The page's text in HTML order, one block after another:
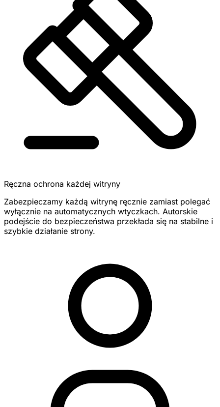
Ręczna ochrona każdej witryny
Zabezpieczamy każdą witrynę ręcznie zamiast polegać
wyłącznie na automatycznych wtyczkach. Autorskie
podejście do bezpieczeństwa przekłada się na stabilne i
szybkie działanie strony.